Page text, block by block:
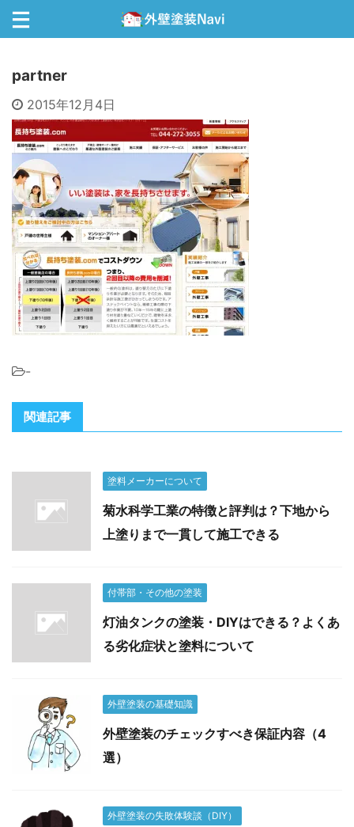
partner
2015年12月4日
-
関連記事
塗料メーカーについて
菊水科学工業の特徴と評判は？下地から
上塗りまで一貫して施工できる
付帯部・その他の塗装
灯油タンクの塗装・DIYはできる？よくあ
る劣化症状と塗料について
外壁塗装の基礎知識
外壁塗装のチェックすべき保証内容（4
選）
外壁塗装の失敗体験談（DIY）